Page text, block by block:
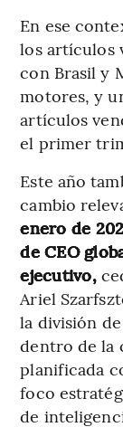
En ese
los artículos
con Brasil y
motores, y
artículos
el primer
Este año
cambio
enero de
de CEO
ejecutivo,
Ariel
la división
dentro de la
planificada
foco
de